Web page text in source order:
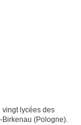
vingt lycées des
Birkenau (Pologne).